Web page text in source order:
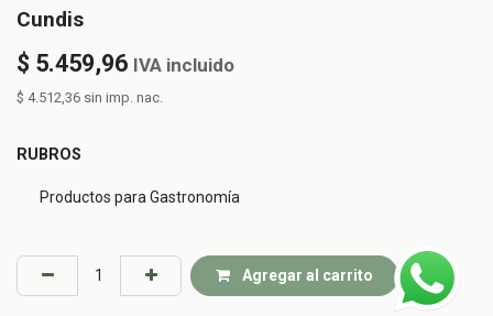
Cundis
$ 5.459,96 IVA incluido
$ 4.512,36 sin imp. nac.
RUBROS
Productos para Gastronomía
Agregar al carrito